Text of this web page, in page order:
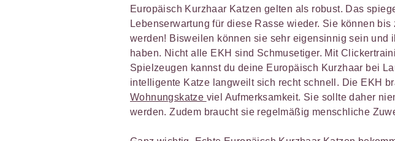
Europäisch Kurzhaar Katzen gelten als robust. Das
Lebenserwartung für diese Rasse wieder. Sie können bis
werden! Bisweilen können sie sehr eigensinnig sein und
haben. Nicht alle EKH sind Schmusetiger. Mit
Spielzeugen kannst du deine Europäisch Kurzhaar bei
intelligente Katze langweilt sich recht schnell. Die EKH
Wohnungskatze viel Aufmerksamkeit. Sie sollte daher
werden. Zudem braucht sie regelmäßig menschliche